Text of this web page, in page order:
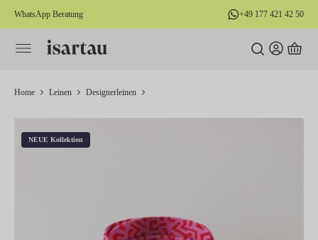
springen
WhatsApp Beratung +49 177 421 42 50
Home Leinen Designerleinen
NEUE Kollektion